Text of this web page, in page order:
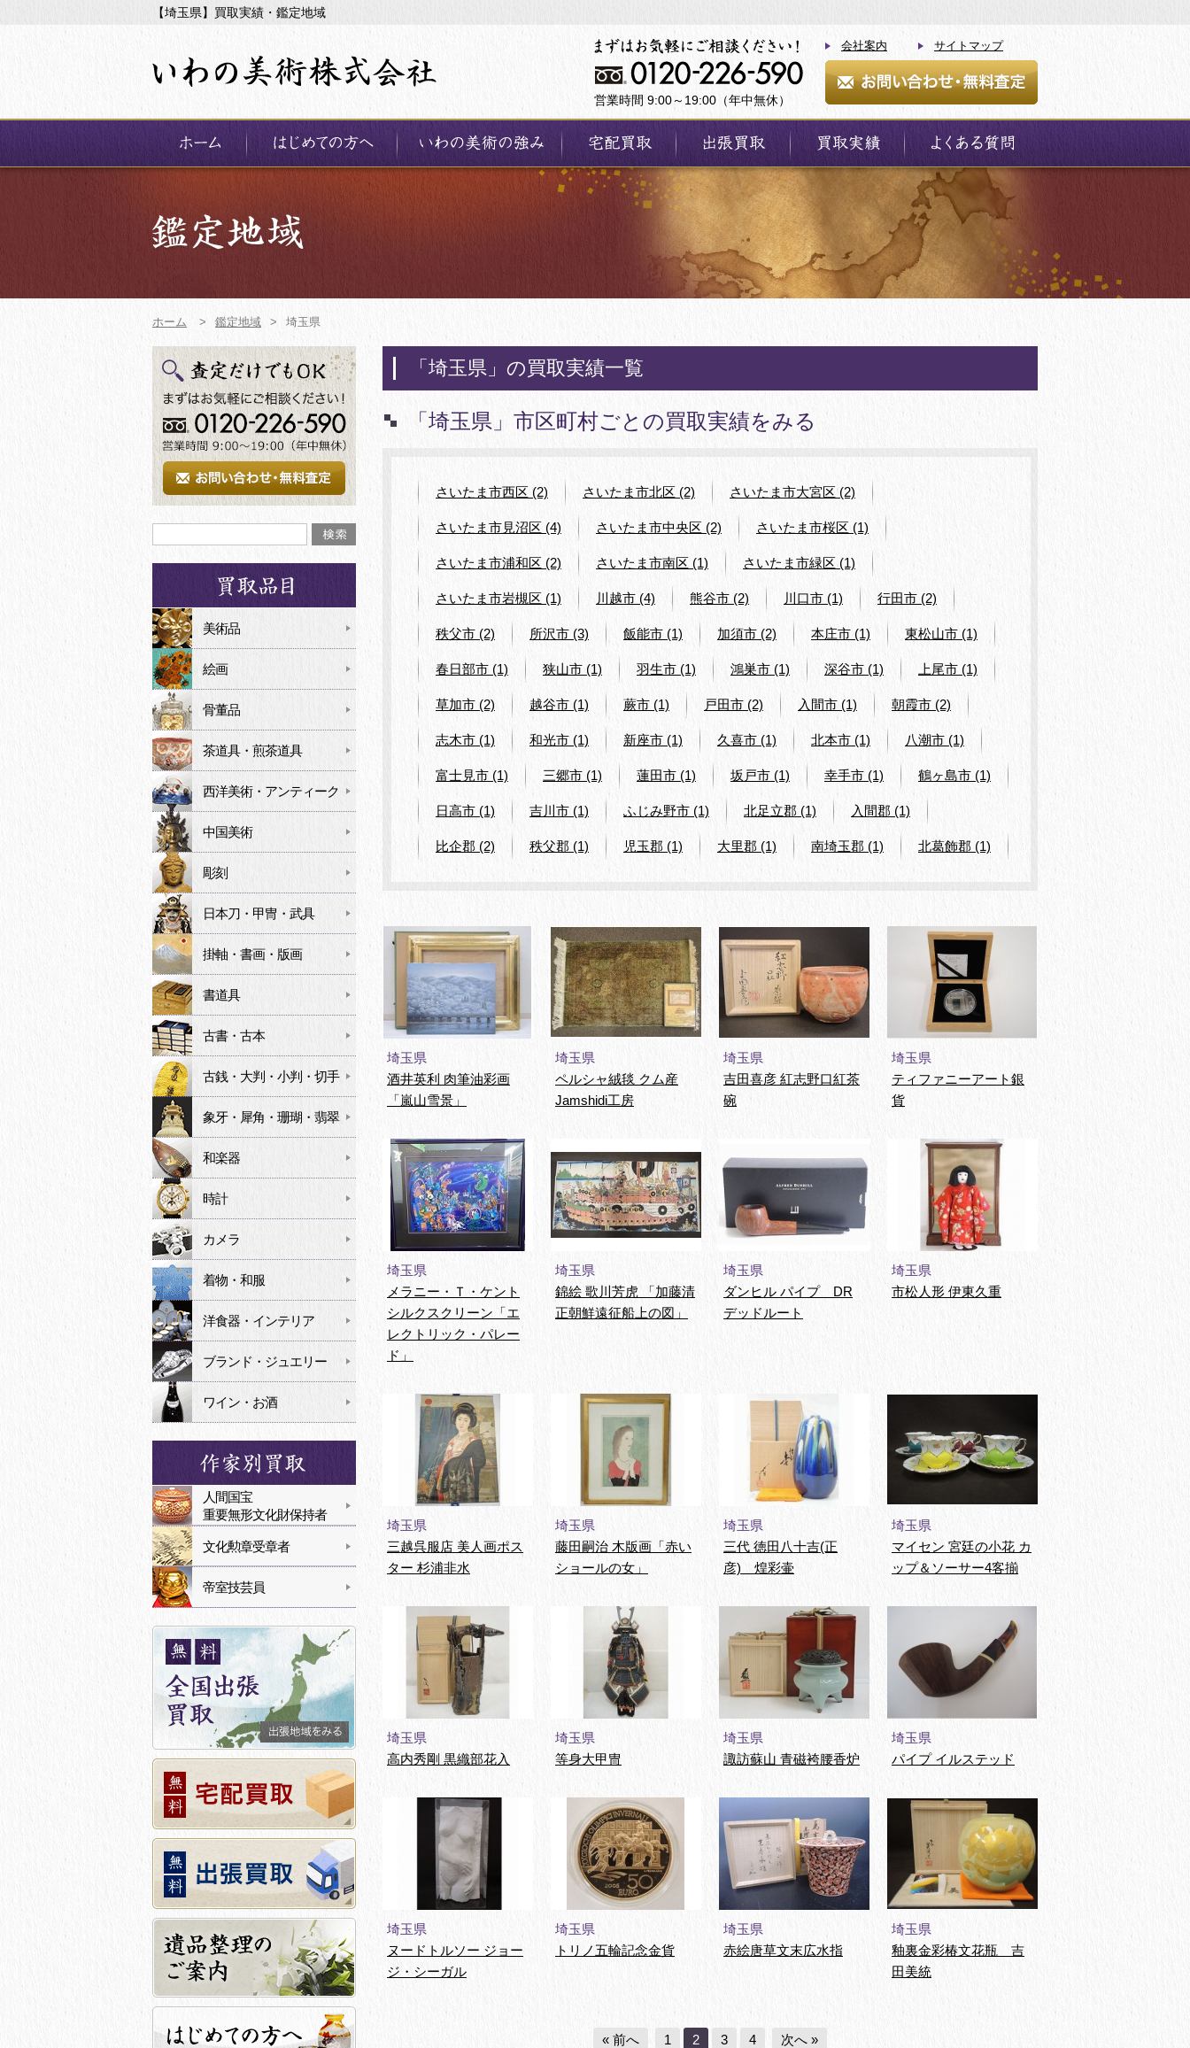
【埼玉県】買取実績・鑑定地域
営業時間 9:00～19:00（年中無休）
会社案内 サイトマップ
ホーム > 鑑定地域 > 埼玉県
「埼玉県」の買取実績一覧
「埼玉県」市区町村ごとの買取実績をみる
さいたま市西区 (2) さいたま市北区 (2) さいたま市大宮区 (2)
さいたま市見沼区 (4) さいたま市中央区 (2) さいたま市桜区 (1)
さいたま市浦和区 (2) さいたま市南区 (1) さいたま市緑区 (1)
さいたま市岩槻区 (1) 川越市 (4) 熊谷市 (2) 川口市 (1) 行田市 (2)
秩父市 (2) 所沢市 (3) 飯能市 (1) 加須市 (2) 本庄市 (1) 東松山市 (1)
春日部市 (1) 狭山市 (1) 羽生市 (1) 鴻巣市 (1) 深谷市 (1) 上尾市 (1)
草加市 (2) 越谷市 (1) 蕨市 (1) 戸田市 (2) 入間市 (1) 朝霞市 (2)
志木市 (1) 和光市 (1) 新座市 (1) 久喜市 (1) 北本市 (1) 八潮市 (1)
富士見市 (1) 三郷市 (1) 蓮田市 (1) 坂戸市 (1) 幸手市 (1) 鶴ヶ島市 (1)
日高市 (1) 吉川市 (1) ふじみ野市 (1) 北足立郡 (1) 入間郡 (1)
比企郡 (2) 秩父郡 (1) 児玉郡 (1) 大里郡 (1) 南埼玉郡 (1) 北葛飾郡 (1)
埼玉県
酒井英利 肉筆油彩画
「嵐山雪景」
埼玉県
ペルシャ絨毯 クム産
Jamshidi工房
埼玉県
吉田喜彦 紅志野口紅茶
碗
埼玉県
ティファニーアート銀
貨
埼玉県
メラニー・Ｔ・ケント
シルクスクリーン「エ
レクトリック・パレー
ド」
埼玉県
錦絵 歌川芳虎 「加藤清
正朝鮮遠征船上の図」
埼玉県
ダンヒル パイプ DR
デッドルート
埼玉県
市松人形 伊東久重
埼玉県
三越呉服店 美人画ポス
ター 杉浦非水
埼玉県
藤田嗣治 木版画「赤い
ショールの女」
埼玉県
三代 徳田八十吉(正
彦) 煌彩壷
埼玉県
マイセン 宮廷の小花 カ
ップ＆ソーサー4客揃
埼玉県
高内秀剛 黒織部花入
埼玉県
等身大甲冑
埼玉県
諏訪蘇山 青磁袴腰香炉
埼玉県
パイプ イルステッド
埼玉県
ヌードトルソー ジョー
ジ・シーガル
埼玉県
トリノ五輪記念金貨
埼玉県
赤絵唐草文末広水指
埼玉県
釉裏金彩椿文花瓶 吉
田美統
« 前へ 1 2 3 4 次へ »
美術品
絵画
骨董品
茶道具・煎茶道具
西洋美術・アンティーク
中国美術
彫刻
日本刀・甲冑・武具
掛軸・書画・版画
書道具
古書・古本
古銭・大判・小判・切手
象牙・犀角・珊瑚・翡翠
和楽器
時計
カメラ
着物・和服
洋食器・インテリア
ブランド・ジュエリー
ワイン・お酒
人間国宝
重要無形文化財保持者
文化勲章受章者
帝室技芸員